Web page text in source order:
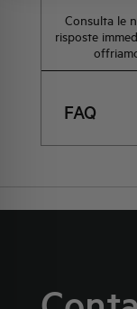
Consulta le
risposte
FAQ